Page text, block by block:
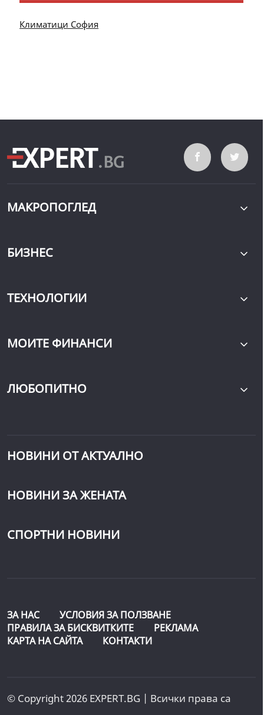
Климатици София
МАКРОПОГЛЕД
БИЗНЕС
ТЕХНОЛОГИИ
МОИТЕ ФИНАНСИ
ЛЮБОПИТНО
НОВИНИ ОТ АКТУАЛНО
НОВИНИ ЗА ЖЕНАТА
СПОРТНИ НОВИНИ
ЗА НАС
УСЛОВИЯ ЗА ПОЛЗВАНЕ
ПРАВИЛА ЗА БИСКВИТКИТЕ
РЕКЛАМА
КАРТА НА САЙТА
КОНТАКТИ
© Copyright 2026 EXPERT.BG | Всички права са